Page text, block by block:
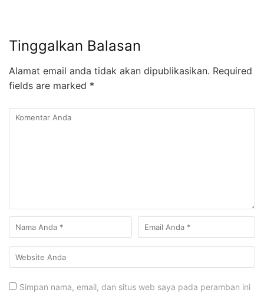
Tinggalkan Balasan
Alamat email anda tidak akan dipublikasikan. Required
fields are marked *
Simpan nama, email, dan situs web saya pada peramban ini